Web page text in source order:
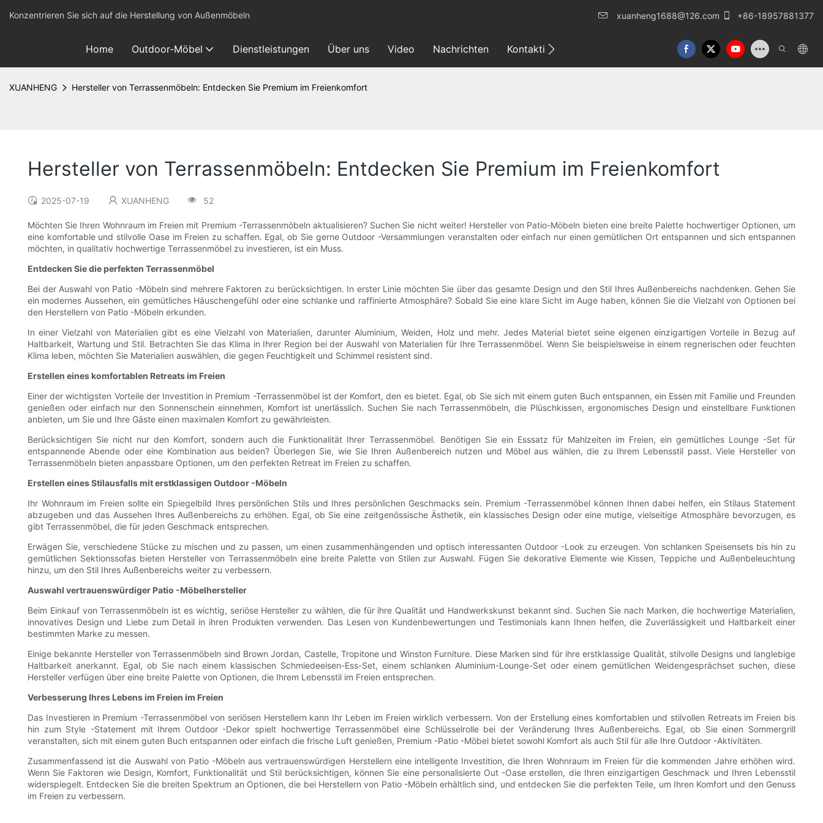
Konzentrieren Sie sich auf die Herstellung von Außenmöbeln xuanheng1688@126.com +86-18957881377
Home Outdoor-Möbel Dienstleistungen Über uns Video Nachrichten Kontaktieren Sie uns
XUANHENG Hersteller von Terrassenmöbeln: Entdecken Sie Premium im Freienkomfort
Hersteller von Terrassenmöbeln: Entdecken Sie Premium im Freienkomfort
2025-07-19 XUANHENG 52
Möchten Sie Ihren Wohnraum im Freien mit Premium -Terrassenmöbeln aktualisieren? Suchen Sie nicht weiter! Hersteller von Patio-Möbeln bieten eine breite Palette hochwertiger Optionen, um
eine komfortable und stilvolle Oase im Freien zu schaffen. Egal, ob Sie gerne Outdoor -Versammlungen veranstalten oder einfach nur einen gemütlichen Ort entspannen und sich entspannen
möchten, in qualitativ hochwertige Terrassenmöbel zu investieren, ist ein Muss.
Entdecken Sie die perfekten Terrassenmöbel
Bei der Auswahl von Patio -Möbeln sind mehrere Faktoren zu berücksichtigen. In erster Linie möchten Sie über das gesamte Design und den Stil Ihres Außenbereichs nachdenken. Gehen Sie
ein modernes Aussehen, ein gemütliches Häuschengefühl oder eine schlanke und raffinierte Atmosphäre? Sobald Sie eine klare Sicht im Auge haben, können Sie die Vielzahl von Optionen bei
den Herstellern von Patio -Möbeln erkunden.
In einer Vielzahl von Materialien gibt es eine Vielzahl von Materialien, darunter Aluminium, Weiden, Holz und mehr. Jedes Material bietet seine eigenen einzigartigen Vorteile in Bezug auf
Haltbarkeit, Wartung und Stil. Betrachten Sie das Klima in Ihrer Region bei der Auswahl von Materialien für Ihre Terrassenmöbel. Wenn Sie beispielsweise in einem regnerischen oder feuchten
Klima leben, möchten Sie Materialien auswählen, die gegen Feuchtigkeit und Schimmel resistent sind.
Erstellen eines komfortablen Retreats im Freien
Einer der wichtigsten Vorteile der Investition in Premium -Terrassenmöbel ist der Komfort, den es bietet. Egal, ob Sie sich mit einem guten Buch entspannen, ein Essen mit Familie und Freunden
genießen oder einfach nur den Sonnenschein einnehmen, Komfort ist unerlässlich. Suchen Sie nach Terrassenmöbeln, die Plüschkissen, ergonomisches Design und einstellbare Funktionen
anbieten, um Sie und Ihre Gäste einen maximalen Komfort zu gewährleisten.
Berücksichtigen Sie nicht nur den Komfort, sondern auch die Funktionalität Ihrer Terrassenmöbel. Benötigen Sie ein Esssatz für Mahlzeiten im Freien, ein gemütliches Lounge -Set für
entspannende Abende oder eine Kombination aus beiden? Überlegen Sie, wie Sie Ihren Außenbereich nutzen und Möbel aus wählen, die zu Ihrem Lebensstil passt. Viele Hersteller von
Terrassenmöbeln bieten anpassbare Optionen, um den perfekten Retreat im Freien zu schaffen.
Erstellen eines Stilausfalls mit erstklassigen Outdoor -Möbeln
Ihr Wohnraum im Freien sollte ein Spiegelbild Ihres persönlichen Stils und Ihres persönlichen Geschmacks sein. Premium -Terrassenmöbel können Ihnen dabei helfen, ein Stilaus Statement
abzugeben und das Aussehen Ihres Außenbereichs zu erhöhen. Egal, ob Sie eine zeitgenössische Ästhetik, ein klassisches Design oder eine mutige, vielseitige Atmosphäre bevorzugen, es
gibt Terrassenmöbel, die für jeden Geschmack entsprechen.
Erwägen Sie, verschiedene Stücke zu mischen und zu passen, um einen zusammenhängenden und optisch interessanten Outdoor -Look zu erzeugen. Von schlanken Speisensets bis hin zu
gemütlichen Sektionssofas bieten Hersteller von Terrassenmöbeln eine breite Palette von Stilen zur Auswahl. Fügen Sie dekorative Elemente wie Kissen, Teppiche und Außenbeleuchtung
hinzu, um den Stil Ihres Außenbereichs weiter zu verbessern.
Auswahl vertrauenswürdiger Patio -Möbelhersteller
Beim Einkauf von Terrassenmöbeln ist es wichtig, seriöse Hersteller zu wählen, die für ihre Qualität und Handwerkskunst bekannt sind. Suchen Sie nach Marken, die hochwertige Materialien,
innovatives Design und Liebe zum Detail in ihren Produkten verwenden. Das Lesen von Kundenbewertungen und Testimonials kann Ihnen helfen, die Zuverlässigkeit und Haltbarkeit einer
bestimmten Marke zu messen.
Einige bekannte Hersteller von Terrassenmöbeln sind Brown Jordan, Castelle, Tropitone und Winston Furniture. Diese Marken sind für ihre erstklassige Qualität, stilvolle Designs und langlebige
Haltbarkeit anerkannt. Egal, ob Sie nach einem klassischen Schmiedeeisen-Ess-Set, einem schlanken Aluminium-Lounge-Set oder einem gemütlichen Weidengesprächset suchen, diese
Hersteller verfügen über eine breite Palette von Optionen, die Ihrem Lebensstil im Freien entsprechen.
Verbesserung Ihres Lebens im Freien im Freien
Das Investieren in Premium -Terrassenmöbel von seriösen Herstellern kann Ihr Leben im Freien wirklich verbessern. Von der Erstellung eines komfortablen und stilvollen Retreats im Freien bis
hin zum Style -Statement mit Ihrem Outdoor -Dekor spielt hochwertige Terrassenmöbel eine Schlüsselrolle bei der Veränderung Ihres Außenbereichs. Egal, ob Sie einen Sommergrill
veranstalten, sich mit einem guten Buch entspannen oder einfach die frische Luft genießen, Premium -Patio -Möbel bietet sowohl Komfort als auch Stil für alle Ihre Outdoor -Aktivitäten.
Zusammenfassend ist die Auswahl von Patio -Möbeln aus vertrauenswürdigen Herstellern eine intelligente Investition, die Ihren Wohnraum im Freien für die kommenden Jahre erhöhen wird.
Wenn Sie Faktoren wie Design, Komfort, Funktionalität und Stil berücksichtigen, können Sie eine personalisierte Out -Oase erstellen, die Ihren einzigartigen Geschmack und Ihren Lebensstil
widerspiegelt. Entdecken Sie die breiten Spektrum an Optionen, die bei Herstellern von Patio -Möbeln erhältlich sind, und entdecken Sie die perfekten Teile, um Ihren Komfort und den Genuss
im Freien zu verbessern.